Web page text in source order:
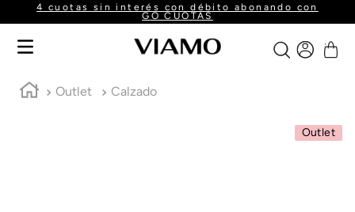
4 cuotas sin interés con débito abonando con
GO CUOTAS
Outlet Calzado
Outlet